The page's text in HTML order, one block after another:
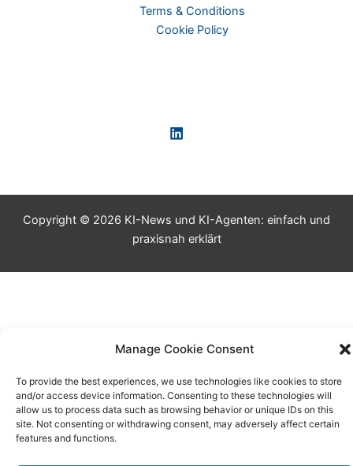
Manage Cookie Consent
To provide the best experiences, we use technologies like cookies to store
and/or access device information. Consenting to these technologies will
allow us to process data such as browsing behavior or unique IDs on this
site. Not consenting or withdrawing consent, may adversely affect certain
features and functions.
Terms & Conditions
Cookie Policy
Copyright © 2026 KI-News und KI-Agenten: einfach und
praxisnah erklärt